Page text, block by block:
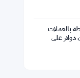
جديدة مع